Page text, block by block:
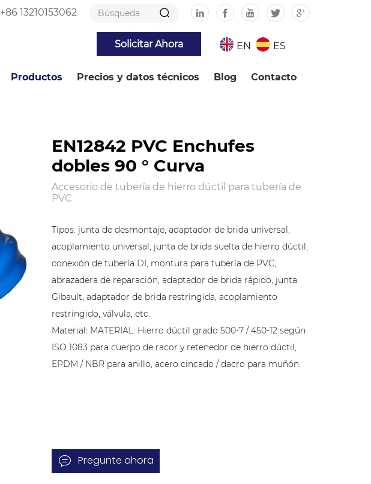
+86 13210153062
EN ES
Solicitar Ahora
Productos Precios y datos técnicos Blog Contacto
EN12842 PVC Enchufes
dobles 90 ° Curva
Accesorio de tubería de hierro dúctil para tubería de
PVC
Tipos: junta de desmontaje, adaptador de brida universal,
acoplamiento universal, junta de brida suelta de hierro dúctil,
conexión de tubería DI, montura para tubería de PVC,
abrazadera de reparación, adaptador de brida rápido, junta
Gibault, adaptador de brida restringida, acoplamiento
restringido, válvula, etc.
Material: MATERIAL: Hierro dúctil grado 500-7 / 450-12 según
ISO 1083 para cuerpo de racor y retenedor de hierro dúctil,
EPDM / NBR para anillo, acero cincado / dacro para muñón.
Pregunte ahora